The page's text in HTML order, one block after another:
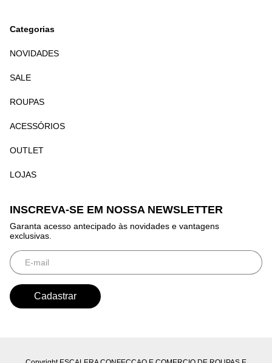
Categorias
NOVIDADES
SALE
ROUPAS
ACESSÓRIOS
OUTLET
LOJAS
INSCREVA-SE EM NOSSA NEWSLETTER
Garanta acesso antecipado às novidades e vantagens
exclusivas.